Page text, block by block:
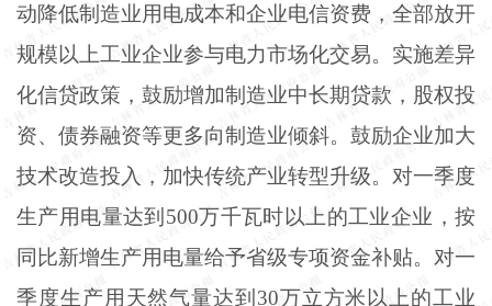
动降低制造业用电成本和企业电信资费，全部放开
规模以上工业企业参与电力市场化交易。实施差异
化信贷政策，鼓励增加制造业中长期贷款，股权投
资、债券融资等更多向制造业倾斜。鼓励企业加大
技术改造投入，加快传统产业转型升级。对一季度
生产用电量达到 500万千瓦时以上的工业企业，按
同比新增生产用电量给予省级专项资金补贴。对一
季度生产用天然气量达到30万立方米以上的工业